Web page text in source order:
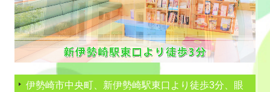
伊勢崎市中央町、新伊勢崎駅東口より徒歩3分、眼